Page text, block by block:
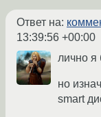
Ответ на:
13:39:56 +00:00
лично я
но
smart